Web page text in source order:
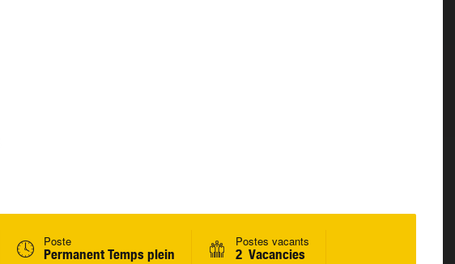
Poste
Permanent Temps plein
Postes vacants
2 Vacancies